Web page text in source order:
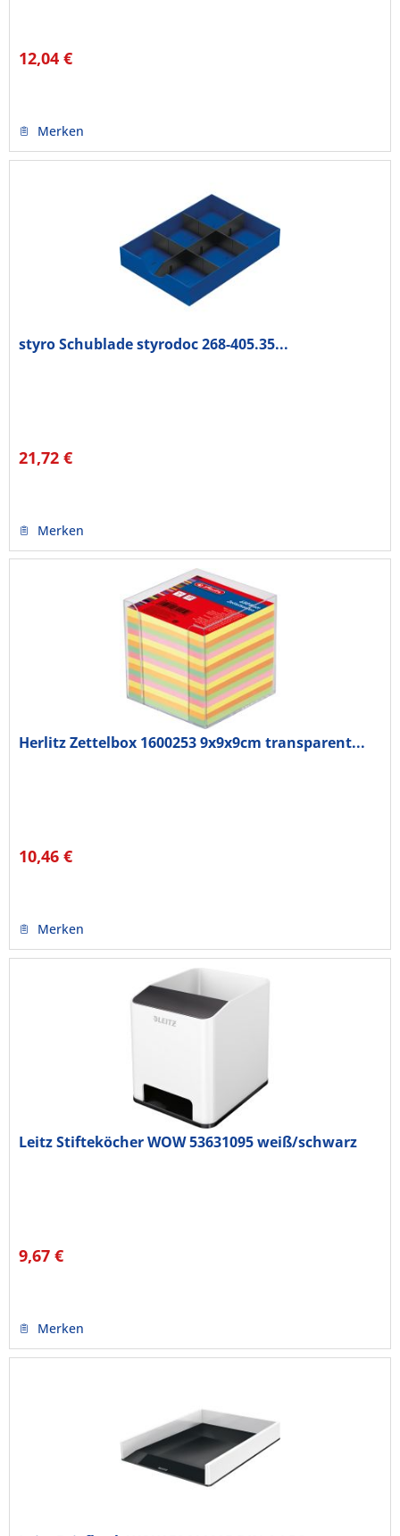
12,04 €
Merken
styro Schublade styrodoc 268-405.35...
21,72 €
Merken
Herlitz Zettelbox 1600253 9x9x9cm transparent...
10,46 €
Merken
Leitz Stifteköcher WOW 53631095 weiß/schwarz
9,67 €
Merken